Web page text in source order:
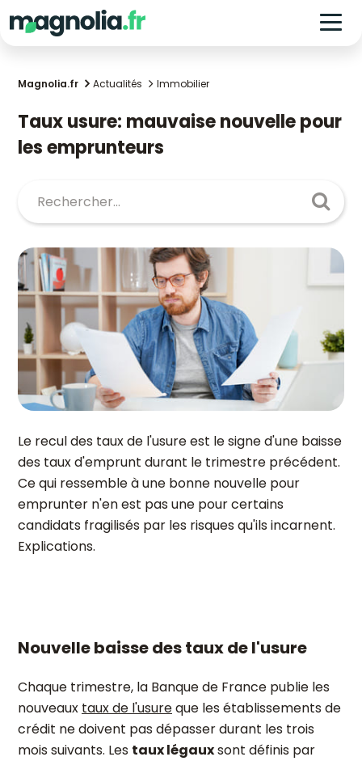
Magnolia.fr Actualités Immobilier
Taux usure: mauvaise nouvelle pour
les emprunteurs
Le recul des taux de l'usure est le signe d'une baisse
des taux d'emprunt durant le trimestre précédent.
Ce qui ressemble à une bonne nouvelle pour
emprunter n'en est pas une pour certains
candidats fragilisés par les risques qu'ils incarnent.
Explications.
Nouvelle baisse des taux de l'usure
Chaque trimestre, la Banque de France publie les
nouveaux taux de l'usureque les établissements de
crédit ne doivent pas dépasser durant les trois
mois suivants. Les taux légauxsont définis par